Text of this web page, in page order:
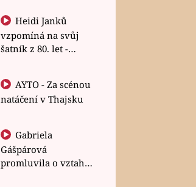
Heidi Janků
vzpomíná na svůj
šatník z 80. let -
natáčení v Thajsku
Gabriela
Gášpárová
promluvila o vztahu